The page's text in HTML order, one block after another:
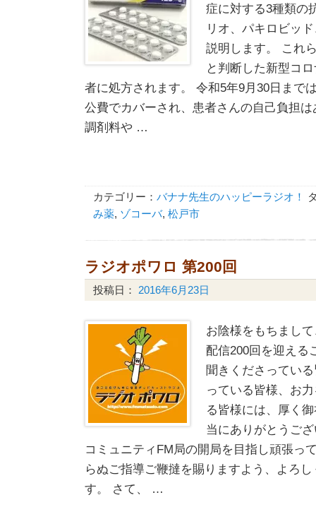
症に対する3種類の
リオ、パキロビッ
説明します。 これ
と判断した新型コ
者に処方されます。 令和5年9月30日まで
公費でカバーされ、患者さんの自己負担
調剤料や …
カテゴリー： バナナ先生のハッピーラジオ！
み薬, ゾコーバ, 松戸市
ラジオポワロ 第200回
投稿日： 2016年6月23日
お陰様をもちまし
配信200回を迎える
聞きくださってい
っている皆様、お
る皆様には、厚く
当にありがとうご
コミュニティFM局の開局を目指し頑張っ
らぬご指導ご鞭撻を賜りますよう、よろ
す。 さて、 …